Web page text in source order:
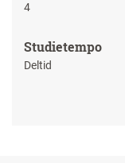
4
Studietempo
Deltid